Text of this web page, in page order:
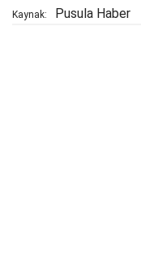
Kaynak: Pusula Haber